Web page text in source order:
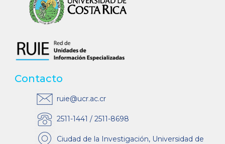
Contacto
ruie@ucr.ac.cr
2511-1441 / 2511-8698
Ciudad de la Investigación, Universidad de